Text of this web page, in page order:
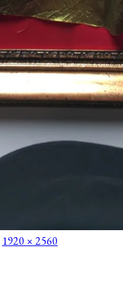
1920 × 2560